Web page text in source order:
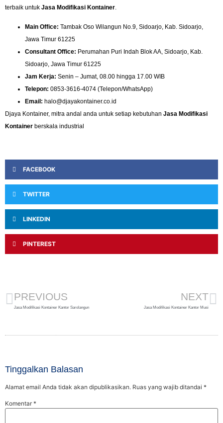
terbaik untuk Jasa Modifikasi Kontainer
Main Office: Tambak Oso Wilangun No.9, Sidoarjo, Kab. Sidoarjo,
Jawa Timur 61225
Consultant Office: Perumahan Puri Indah Blok AA, Sidoarjo, Kab.
Sidoarjo, Jawa Timur 61225
Jam Kerja: Senin – Jumat, 08.00 hingga 17.00 WIB
Telepon: 0853-3616-4074 (Telepon/WhatsApp)
Email: halo@djayakontainer.co.id
Djaya Kontainer, mitra andal anda untuk setiap kebutuhan Jasa Modifikasi
Kontainer berskala industrial
FACEBOOK
TWITTER
LINKEDIN
PINTEREST
PREVIOUS
Jasa Modifikasi Kontainer Kantor Sarolangun
NEXT
Jasa Modifikasi Kontainer Kantor Musi
Tinggalkan Balasan
Alamat email Anda tidak akan dipublikasikan. Ruas yang wajib ditandai *
Komentar*